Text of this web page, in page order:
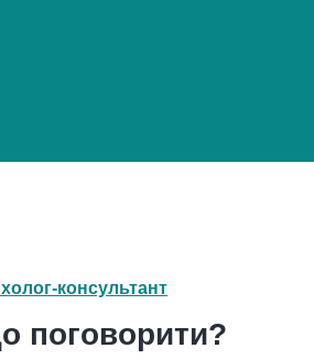
консультант
поговорити?